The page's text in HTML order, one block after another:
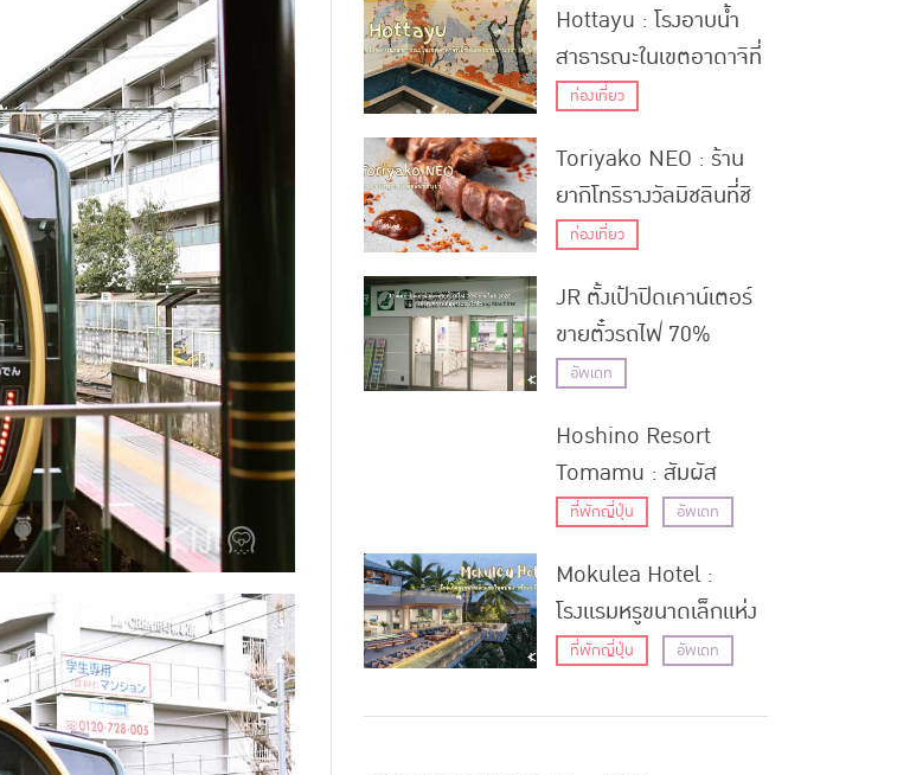
ชิบะ
Hottayu : โรงอาบน้ำ
สาธารณะในเขตอาดาจิที่
มีชื่อเสียงยาวนานกว่า
ท่องเที่ยว
Toriyako NEO : ร้าน
ยากิโทริรางวัลมิชลินที่ชิ
บูย่า
ท่องเที่ยว
JR ตั้งเป้าปิดเคาน์เตอร์
ขายตั๋วรถไฟ 70%
ภายในปี 2025 เข้าสู่ยุค
อัพเดท
Hoshino Resort
Tomamu : สัมผัส
ประสบการณ์สุดวิเศษที่
ฮอกไกโด
(ปิดกิจการ)
ที่พักญี่ปุ่น อัพเดท
Mokulea Hotel :
โรงแรมหรูขนาดเล็กแห่ง
ใหม่บนเกาะโคอุริ โอกินา
ที่พักญี่ปุ่น อัพเดท